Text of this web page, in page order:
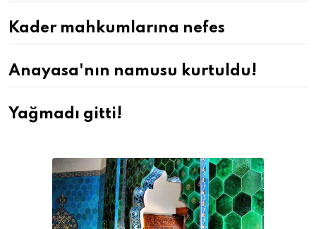
Kader mahkumlarına nefes
Anayasa'nın namusu kurtuldu!
Yağmadı gitti!